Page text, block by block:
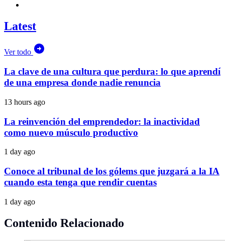
Latest
Ver todo
La clave de una cultura que perdura: lo que aprendí
de una empresa donde nadie renuncia
13 hours ago
La reinvención del emprendedor: la inactividad
como nuevo músculo productivo
1 day ago
Conoce al tribunal de los gólems que juzgará a la IA
cuando esta tenga que rendir cuentas
1 day ago
Contenido Relacionado